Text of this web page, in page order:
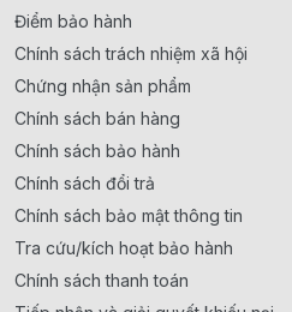
Điểm bảo hành
Chính sách trách nhiệm xã hội
Chứng nhận sản phẩm
Chính sách bán hàng
Chính sách bảo hành
Chính sách đổi trả
Chính sách bảo mật thông tin
Tra cứu/kích hoạt bảo hành
Chính sách thanh toán